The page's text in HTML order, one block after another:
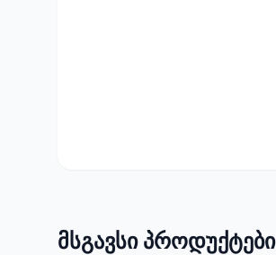
მსგავსი პროდუქტები